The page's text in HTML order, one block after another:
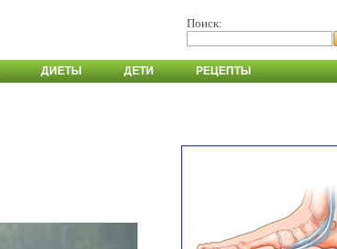
Поиск:
ДИЕТЫ ДЕТИ РЕЦЕПТЫ